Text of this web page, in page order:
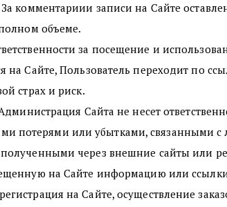
комментариии записи на Сайте
объеме.
за посещение и
на Сайте, Пользователь переходит по
страх и риск.
Сайта не несет
потерями или убытками, связанными с
через внешние сайты или
на Сайте информацию или
на Сайте, осуществление